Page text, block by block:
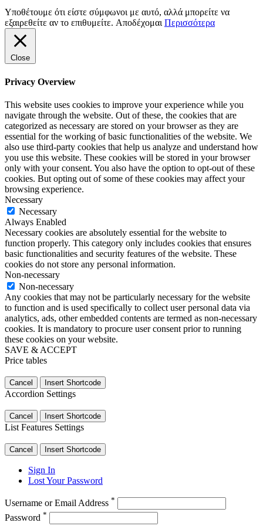
Υποθέτουμε ότι είστε σύμφωνοι με αυτό, αλλά μπορείτε να
εξαιρεθείτε αν το επιθυμείτε. Αποδέχομαι Περισσότερα
Close
Privacy Overview
This website uses cookies to improve your experience while you
navigate through the website. Out of these, the cookies that are
categorized as necessary are stored on your browser as they are
essential for the working of basic functionalities of the website. We
also use third-party cookies that help us analyze and understand how
you use this website. These cookies will be stored in your browser
only with your consent. You also have the option to opt-out of these
cookies. But opting out of some of these cookies may affect your
browsing experience.
Necessary
Necessary
Always Enabled
Necessary cookies are absolutely essential for the website to
function properly. This category only includes cookies that ensures
basic functionalities and security features of the website. These
cookies do not store any personal information.
Non-necessary
Non-necessary
Any cookies that may not be particularly necessary for the website
to function and is used specifically to collect user personal data via
analytics, ads, other embedded contents are termed as non-necessary
cookies. It is mandatory to procure user consent prior to running
these cookies on your website.
SAVE & ACCEPT
Price tables
Cancel Insert Shortcode
Accordion Settings
Cancel Insert Shortcode
List Features Settings
Cancel Insert Shortcode
Sign In
Lost Your Password
Username or Email Address *
Password *